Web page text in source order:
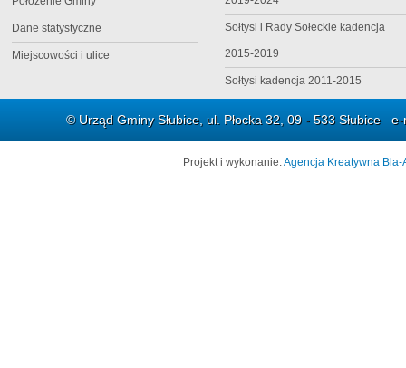
Dane statystyczne
Miejscowości i ulice
Sołtysi i Rady Sołeckie kadencja
2015-2019
Sołtysi kadencja 2011-2015
© Urząd Gminy Słubice, ul. Płocka 32, 09 - 533 Słubice
Projekt i wykonanie:Agencja Kreatywna Bla-